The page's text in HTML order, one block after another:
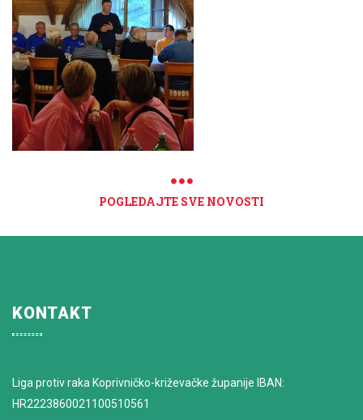
POGLEDAJTE SVE NOVOSTI
KONTAKT
Liga protiv raka Koprivničko-križevačke županije IBAN:
HR2223860021100510561